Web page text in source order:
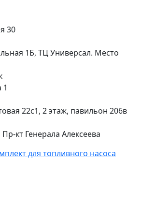
30
1Б, ТЦ Универсал. Место
1
22с1, 2 этаж, павильон 206в
Пр-кт Генерала Алексеева
для топливного насоса